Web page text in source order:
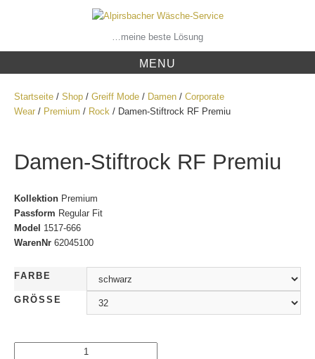
…meine beste Lösung
MENU
Startseite/ Shop/ Greiff Mode/ Damen/ Corporate
Wear/ Premium / Rock/ Damen-Stiftrock RF Premiu
Damen-Stiftrock RF Premiu
Kollektion Premium
Passform Regular Fit
Model 1517-666
WarenNr 62045100
FARBE
GRÖSSE